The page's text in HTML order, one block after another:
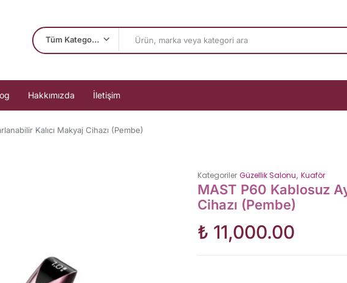
Tüm Kategoriler
Hakkımızda İletişim
Kalıcı Makyaj Cihazı (Pembe)
Kategoriler Güzellik Salonu Kuaför
MAST P60 Kablosuz
Cihazı (Pembe)
₺ 11,000.00